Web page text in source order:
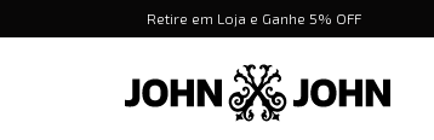
Retire em Loja e Ganhe 5% OFF